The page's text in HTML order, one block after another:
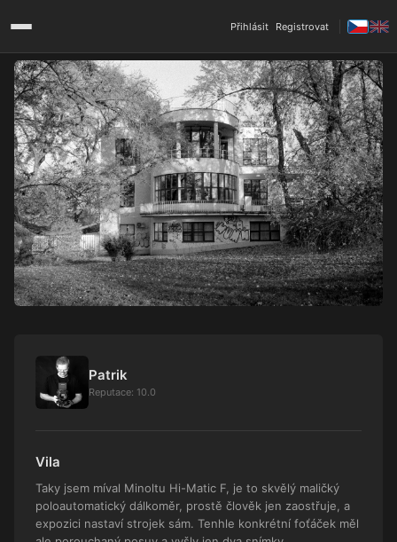
Přihlásit Registrovat
Patrik
Reputace: 10.0
Vila
Taky jsem míval Minoltu Hi-Matic F, je to skvělý maličký
poloautomatický dálkoměr, prostě člověk jen zaostřuje, a
expozici nastaví strojek sám. Tenhle konkrétní foťáček měl